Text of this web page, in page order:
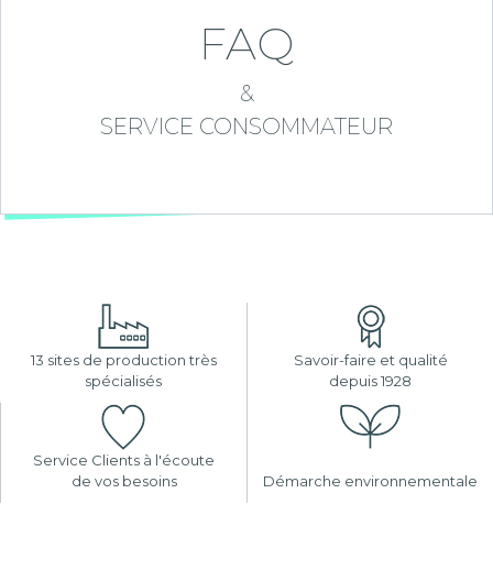
FAQ
&
SERVICE CONSOMMATEUR
13 sites de production très
spécialisés
Savoir-faire et qualité
depuis 1928
Service Clients à l'écoute
de vos besoins
Démarche environnementale